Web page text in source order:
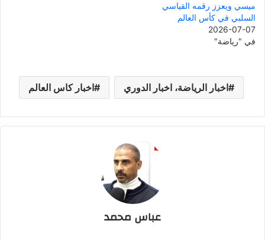
ميسي ويعزز رقمه القياسي
السلبي في كأس العالم
2026-07-07
في "رياضة"
اخبار الرياضة، اخبار الدوري اخبار كاس العالم
عباس محمد